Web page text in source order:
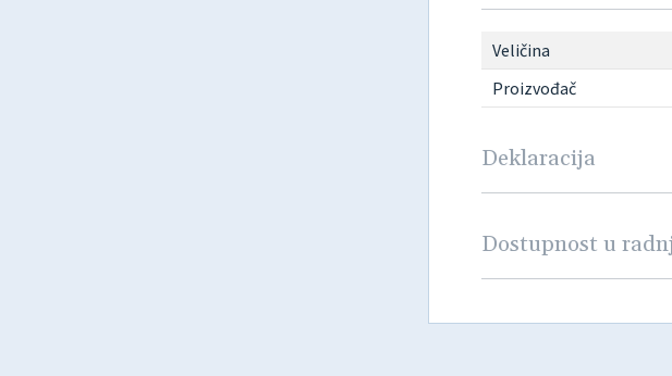
Veličina
Proizvođač
Deklaracija
Dostupnost u